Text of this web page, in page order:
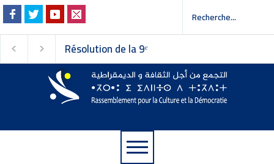
9ᵉ
pour la
Invitation à la presse -
دعوة إلى وسائل الإعلام défendre les
Communiqué du